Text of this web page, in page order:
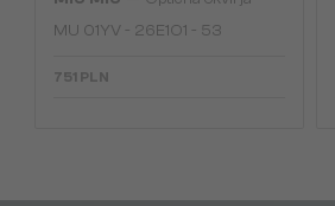
MU 01YV - 26E1O1 - 53
751 PLN